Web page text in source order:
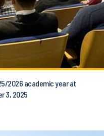
2026 academic year at
3, 2025